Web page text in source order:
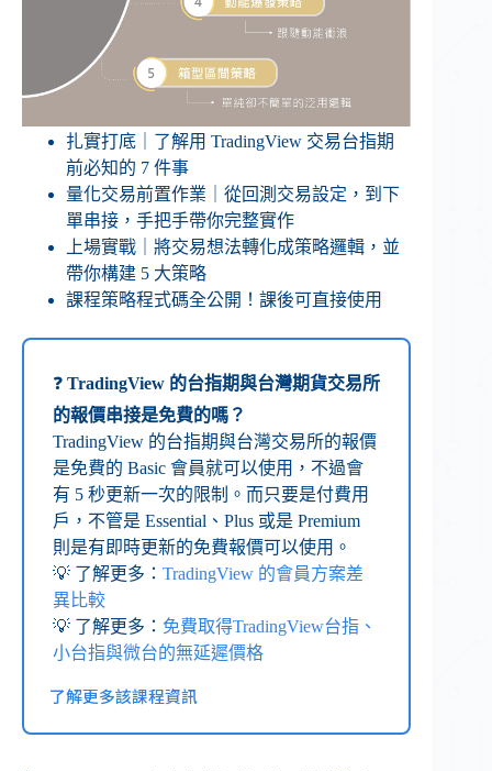
扎實打底｜了解用 TradingView 交易台指期
前必知的 7 件事
量化交易前置作業｜從回測交易設定，到下
單串接，手把手帶你完整實作
上場實戰｜將交易想法轉化成策略邏輯，並
帶你構建 5 大策略
課程策略程式碼全公開！課後可直接使用
❓ TradingView 的台指期與台灣期貨交易所
的報價串接是免費的嗎？
TradingView 的台指期與台灣交易所的報價
是免費的 Basic 會員就可以使用，不過會
有 5 秒更新一次的限制。而只要是付費用
戶，不管是 Essential、Plus 或是 Premium
則是有即時更新的免費報價可以使用。
💡 了解更多： TradingView 的會員方案差
異比較
💡 了解更多： 免費取得TradingView台指、
小台指與微台的無延遲價格
了解更多該課程資訊